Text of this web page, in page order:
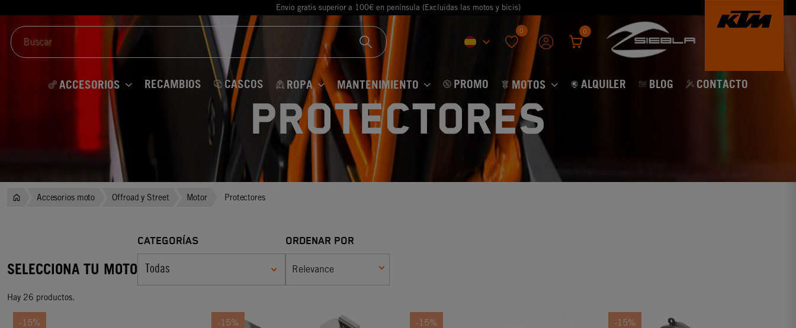
Envio gratis superior a 100€ en península (Excluidas las motos y bicis)
keyboard_arrow_down
0 0
ACCESORIOS RECAMBIOS CASCOS ROPA MANTENIMIENTO PROMO MOTOS ALQUILER BLOG CONTACTO
Protectores
Accesorios moto Offroad y Street Motor Protectores
SELECCIONA TU MOTO
CATEGORÍAS
Todas
ORDENAR POR
Relevance
Hay 26 productos.
-15% -15% -15% -15%